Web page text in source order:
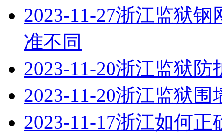
2023-11-27浙江监狱钢
准不同
2023-11-20浙江监狱防
2023-11-20浙江监狱围
2023-11-17浙江如何正